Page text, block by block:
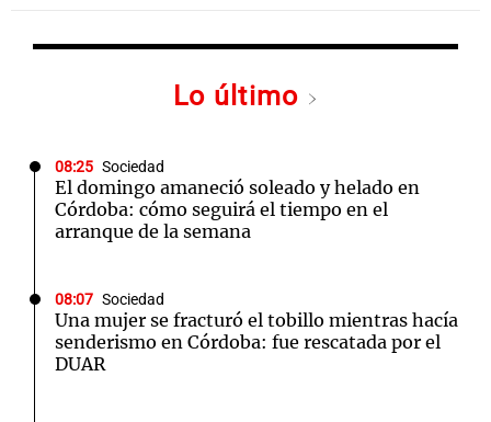
Lo último
08:25 Sociedad
El domingo amaneció soleado y helado en
Córdoba: cómo seguirá el tiempo en el
arranque de la semana
08:07 Sociedad
Una mujer se fracturó el tobillo mientras hacía
senderismo en Córdoba: fue rescatada por el
DUAR